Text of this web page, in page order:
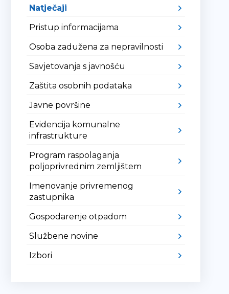
Natječaji
Pristup informacijama
Osoba zadužena za nepravilnosti
Savjetovanja s javnošću
Zaštita osobnih podataka
Javne površine
Evidencija komunalne
infrastrukture
Program raspolaganja
poljoprivrednim zemljištem
Imenovanje privremenog
zastupnika
Gospodarenje otpadom
Službene novine
Izbori